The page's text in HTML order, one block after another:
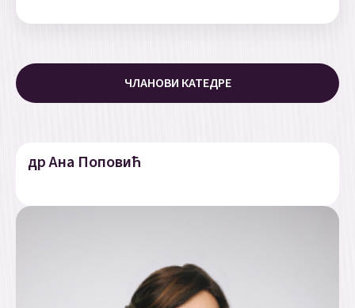
ЧЛАНОВИ КАТЕДРЕ
др Ана Поповић